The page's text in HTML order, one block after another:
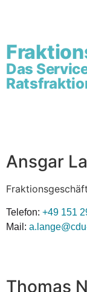
Das
Ans­gar
Tele­fon: +49 151
Mail:
Tho­mas